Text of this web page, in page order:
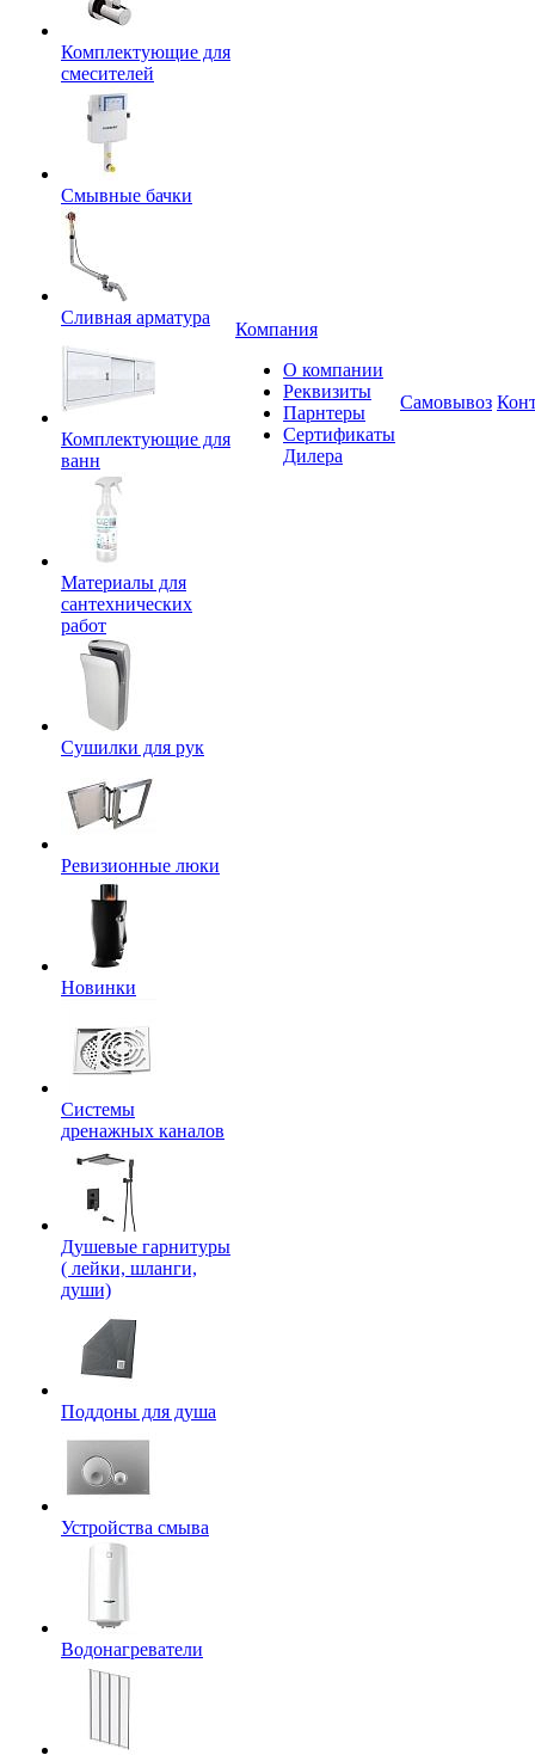
Комплектующие для
смесителей
Смывные бачки
Сливная арматура
Комплектующие для
ванн
Материалы для
сантехнических
работ
Сушилки для рук
Ревизионные люки
Новинки
Системы
дренажных каналов
Душевые гарнитуры
( лейки, шланги,
души)
Поддоны для душа
Устройства смыва
Водонагреватели
Компания
О компании
Реквизиты
Парнтеры
Сертификаты
Дилера
Самовывоз